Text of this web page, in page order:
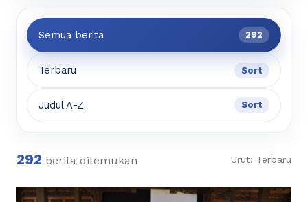
Semua berita 292
Terbaru Sort
Judul A-Z Sort
292 berita ditemukan Urut: Terbaru